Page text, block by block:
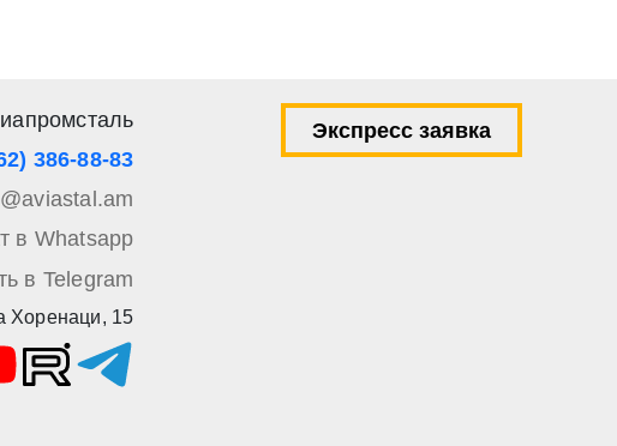
386-88-83
в Whatsapp
в Telegram
Хоренаци, 15
Экспресс заявка